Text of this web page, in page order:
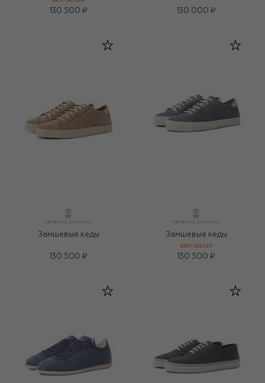
130 500 ₽ 130 000 ₽
Замшевые кеды
130 500 ₽
Замшевые кеды
BEST-SELLER
130 500 ₽